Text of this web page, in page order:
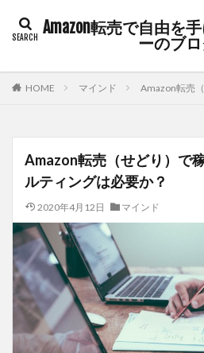
Amazon転売で自由を
ーのブ
HOME マインド Amazon転売
Amazon転売（せどり）で
ルティングは必要か？
2020年4月12日 マインド